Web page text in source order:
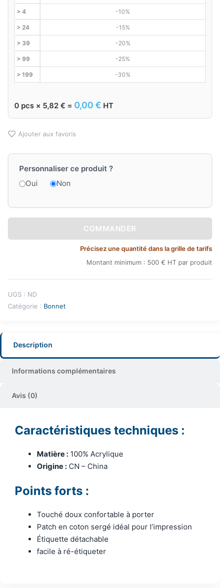
> 4 -10%
> 24 -15%
> 39 -20%
> 99 -25%
> 199 -30%
0 pcs × 5,82 € = 0,00 € HT
Ajouter aux favoris
Personnaliser ce produit ?
Oui
Non
COMMANDER
Précisez une quantité dans la grille de tarifs
Montant minimum : 500 € HT par produit
UGS : ND
Catégorie : Bonnet
Description
Informations complémentaires
Avis (0)
Caractéristiques techniques :
Matière : 100% Acrylique
Origine : CN – China
Points forts :
Touché doux confortable à porter
Patch en coton sergé idéal pour l’impression
Étiquette détachable
facile à ré-étiqueter